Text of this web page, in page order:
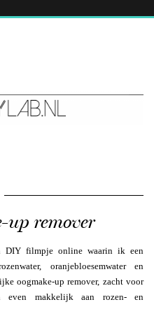
up remover
DIY filmpje online waarin ik een
oranjebloesemwater en
oogmake-up remover, zacht voor
even makkelijk aan rozen- en